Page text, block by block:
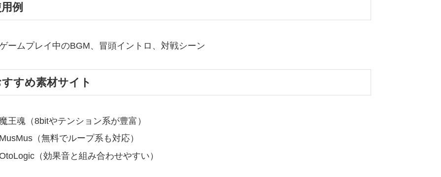
例
ームプレイ中のBGM、冒頭イントロ、対戦シーン
すめ素材サイト
王魂（8bitやテンション系が豊富）
（無料でループ系も対応）
（効果音と組み合わせやすい）